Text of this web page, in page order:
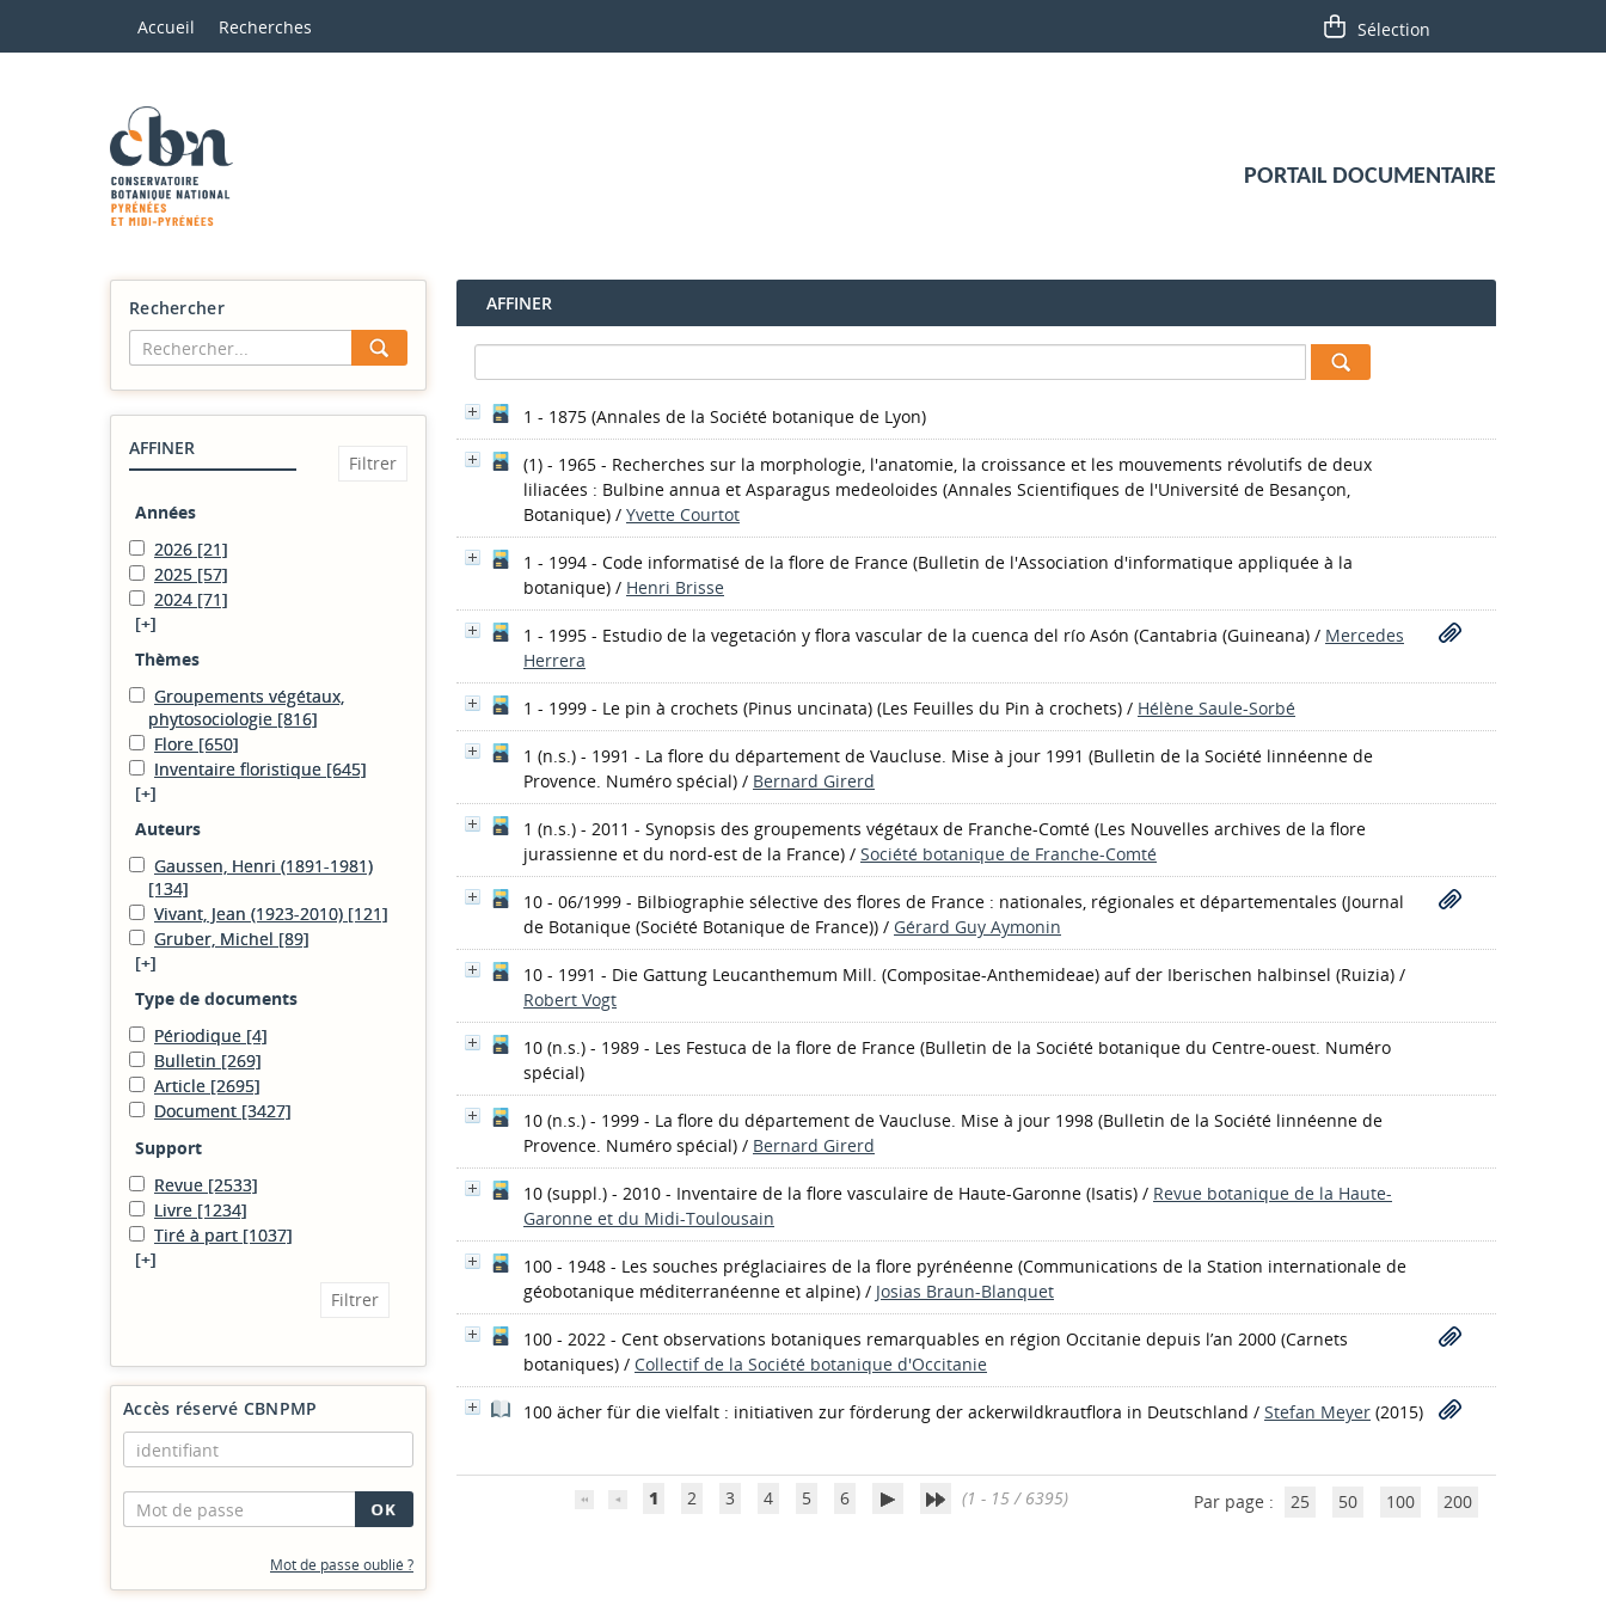
Accueil Recherches
PORTAIL DOCUMENTAIRE
Rechercher
AFFINER
Années
2026 [21]
2025 [57]
2024 [71]
[+]
Thèmes
Groupements végétaux,
phytosociologie [816]
Flore [650]
Inventaire floristique [645]
[+]
Auteurs
Gaussen, Henri (1891-1981)
[134]
Vivant, Jean (1923-2010) [121]
Gruber, Michel [89]
[+]
Type de documents
Périodique [4]
Bulletin [269]
Article [2695]
Document [3427]
Support
Revue [2533]
Livre [1234]
Tiré à part [1037]
[+]
Accès réservé CBNPMP
Mot de passe oublié ?
AFFINER
1 - 1875 (Annales de la Société botanique de Lyon)
(1) - 1965 - Recherches sur la morphologie, l'anatomie, la croissance et les mouvements révolutifs de deux
liliacées : Bulbine annua et Asparagus medeoloides (Annales Scientifiques de l'Université de Besançon,
Botanique) / Yvette Courtot
1 - 1994 - Code informatisé de la flore de France (Bulletin de l'Association d'informatique appliquée à la
botanique) / Henri Brisse
1 - 1995 - Estudio de la vegetación y flora vascular de la cuenca del río Asón (Cantabria (Guineana) / Mercedes
Herrera
1 - 1999 - Le pin à crochets (Pinus uncinata) (Les Feuilles du Pin à crochets) / Hélène Saule-Sorbé
1 (n.s.) - 1991 - La flore du département de Vaucluse. Mise à jour 1991 (Bulletin de la Société linnéenne de
Provence. Numéro spécial) / Bernard Girerd
1 (n.s.) - 2011 - Synopsis des groupements végétaux de Franche-Comté (Les Nouvelles archives de la flore
jurassienne et du nord-est de la France) / Société botanique de Franche-Comté
10 - 06/1999 - Bilbiographie sélective des flores de France : nationales, régionales et départementales (Journal
de Botanique (Société Botanique de France)) / Gérard Guy Aymonin
10 - 1991 - Die Gattung Leucanthemum Mill. (Compositae-Anthemideae) auf der Iberischen halbinsel (Ruizia) /
Robert Vogt
10 (n.s.) - 1989 - Les Festuca de la flore de France (Bulletin de la Société botanique du Centre-ouest. Numéro
spécial)
10 (n.s.) - 1999 - La flore du département de Vaucluse. Mise à jour 1998 (Bulletin de la Société linnéenne de
Provence. Numéro spécial) / Bernard Girerd
10 (suppl.) - 2010 - Inventaire de la flore vasculaire de Haute-Garonne (Isatis) / Revue botanique de la Haute-
Garonne et du Midi-Toulousain
100 - 1948 - Les souches préglaciaires de la flore pyrénéenne (Communications de la Station internationale de
géobotanique méditerranéenne et alpine) / Josias Braun-Blanquet
100 - 2022 - Cent observations botaniques remarquables en région Occitanie depuis l’an 2000 (Carnets
botaniques) / Collectif de la Société botanique d'Occitanie
100 ächer für die vielfalt : initiativen zur förderung der ackerwildkrautflora in Deutschland / Stefan Meyer (2015)
1 2 3 4 5 6 (1 - 15 / 6395) Par page : 25 50 100 200